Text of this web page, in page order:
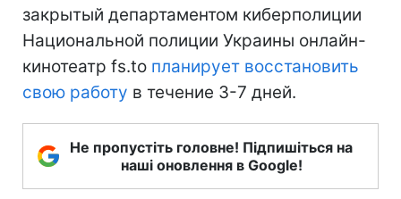
закрытый департаментом киберполиции
Национальной полиции Украины онлайн-
кинотеатр fs.to планирует восстановить
свою работу в течение 3-7 дней.
Не пропустіть головне! Підпишіться на
наші оновлення в Google!